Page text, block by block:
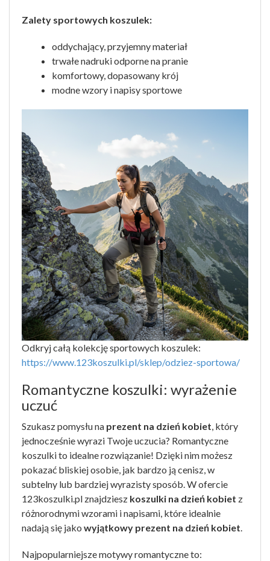
Zalety sportowych koszulek:
oddychający, przyjemny materiał
trwałe nadruki odporne na pranie
komfortowy, dopasowany krój
modne wzory i napisy sportowe
Odkryj całą kolekcję sportowych koszulek:
https://www.123koszulki.pl/sklep/odziez-sportowa/
Romantyczne koszulki: wyrażenie
uczuć
Szukasz pomysłu na prezent na dzień kobiet, który
jednocześnie wyrazi Twoje uczucia? Romantyczne
koszulki to idealne rozwiązanie! Dzięki nim możesz
pokazać bliskiej osobie, jak bardzo ją cenisz, w
subtelny lub bardziej wyrazisty sposób. W ofercie
123koszulki.pl znajdziesz koszulki na dzień kobiet z
różnorodnymi wzorami i napisami, które idealnie
nadają się jako wyjątkowy prezent na dzień kobiet.
Najpopularniejsze motywy romantyczne to: